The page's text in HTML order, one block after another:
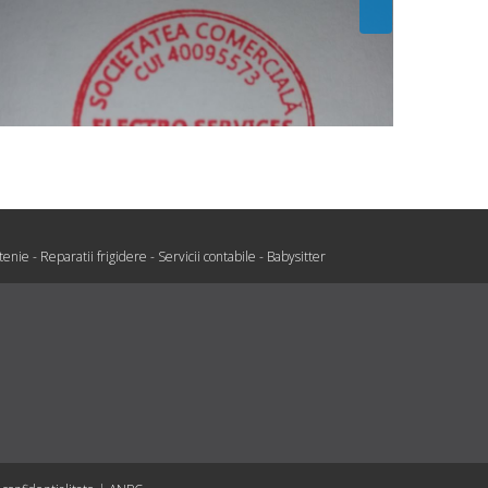
- Reparatii frigidere - Servicii contabile - Babysitter